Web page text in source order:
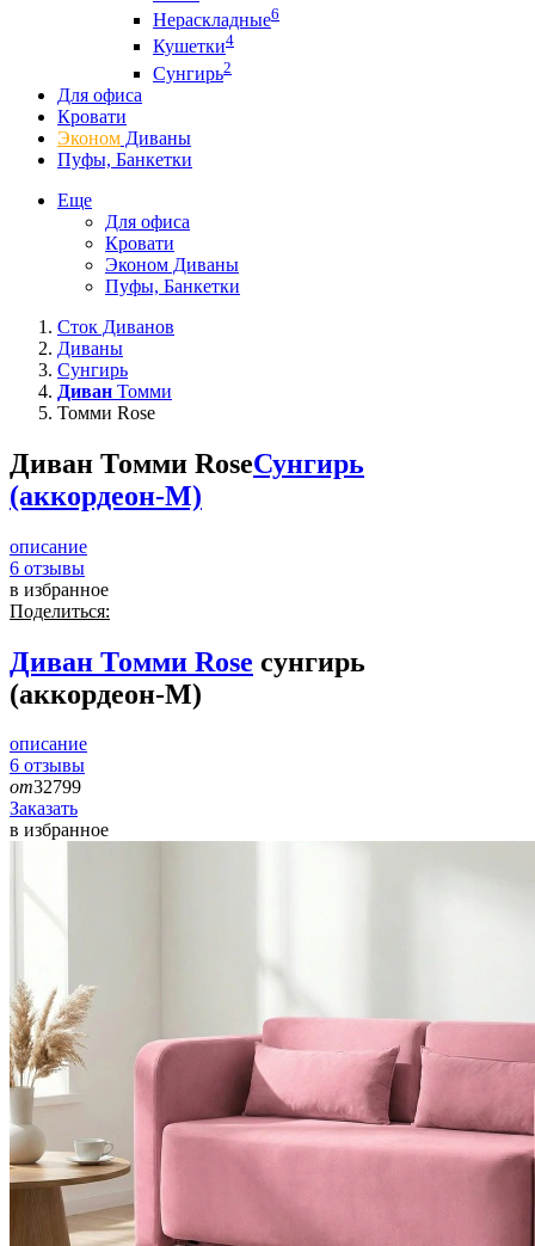
Нераскладные6
Кушетки4
Сунгирь2
Для офиса
Кровати
Эконом Диваны
Пуфы, Банкетки
Еще
Для офиса
Кровати
Эконом Диваны
Пуфы, Банкетки
Сток Диванов
Диваны
Сунгирь
Диван Томми
Томми Rose
Диван Томми RoseСунгирь
(аккордеон-М)
описание
6 отзывы
в избранное
Поделиться:
Диван Томми Rose сунгирь
(аккордеон-М)
описание
6 отзывы
от32799
Заказать
в избранное